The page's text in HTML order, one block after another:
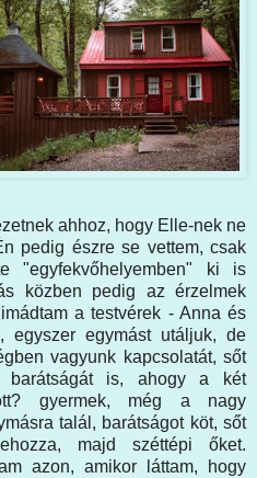
ahhoz, hogy Elle-nek ne
pedig észre se vettem, csak
"egyfekvőhelyemben" ki is
közben pedig az érzelmek
a testvérek - Anna és
egymást utáljuk, de
vagyunk kapcsolatát, sőt
barátságát is, ahogy a két
gyermek, még a nagy
talál, barátságot köt, sőt
majd széttépi őket.
azon, amikor láttam, hogy